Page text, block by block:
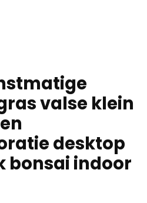
valse klein
desktop
bonsai indoor